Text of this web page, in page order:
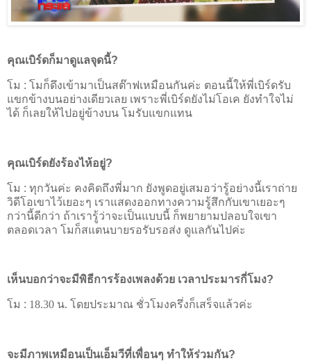
คุณเบิร์ดก็มาดูแลจุดนี้?
โม : โมก็ดึงเข้ามาเป็นสต๊าฟเหมือนกันค่ะ ตอนนี้ให้พี่เบิร์ดรับ
แขกข้างบนอย่างเดียวเลย เพราะพี่เบิร์ดยังไม่โอเค ยังทำใจไม่
ได้ ก็เลยให้ไปอยู่ข้างบน โมรับแขกแทน
คุณเบิร์ดยังร้องไห้อยู่?
โม : ทุกวันค่ะ คงคิดถึงพี่มาก ยังพูดอยู่เสมอว่ารู้อย่างนี้เราถ่าย
วิดีโอเขาไว้เยอะๆ เราแสดงออกทางความรู้สึกกับเขาเยอะๆ
กว่านี้ดีกว่า ถ้าเรารู้ว่าจะเป็นแบบนี้ ก็พยายามปลอบใจเขา
ตลอดเวลา โมก็สแตนบายรอรับรอส่ง ดูแลกันไปค่ะ
เห็นบอกว่าจะมีพิธีการร้องเพลงด้วย เวลาประมารกี่โมง?
โม : 18.30 น. โดยประมาณ ชั่วโมงครึ่งก็เสร็จแล้วค่ะ
จะมีภาพเหมือนเป็นเอ็มวีที่เพื่อนๆ ทำให้ร่วมกัน?